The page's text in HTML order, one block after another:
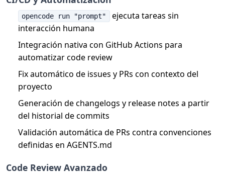
opencode run "prompt"
ejecuta tareas sin
interacción humana
Integración nativa con GitHub Actions para
automatizar code review
Fix automático de issues y PRs con contexto del
proyecto
Generación de changelogs y release notes a partir
del historial de commits
Validación automática de PRs contra convenciones
definidas en AGENTS.md
Code Review Avanzado